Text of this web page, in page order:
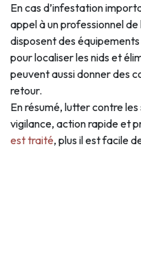
En cas d’infestation
appel à un professionnel
disposent des
pour localiser les nids et
peuvent aussi donner des
retour.
En résumé, lutter contre les
vigilance, action rapide et
est traité, plus il est facile